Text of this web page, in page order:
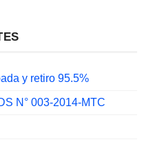
y retiro 95.5%
N° 003-2014-MTC